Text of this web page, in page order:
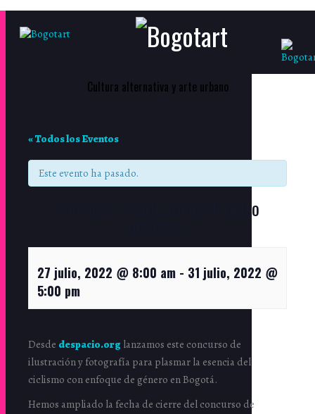
Cultura alternativa y arte urbano
« Todos los Eventos
Este evento ha pasado.
Concurso «Capturando el pulso
27 julio, 2022 @ 8:00 am - 31 julio, 2022 @
5:00 pm
Desde despacio.org lanzamos este concurso de
ilustración y fotografía para plasmar la esencia del
ciclismo con enfoque de género en Bogotá.
Hemos ampliado la fecha de cierre del concurso de